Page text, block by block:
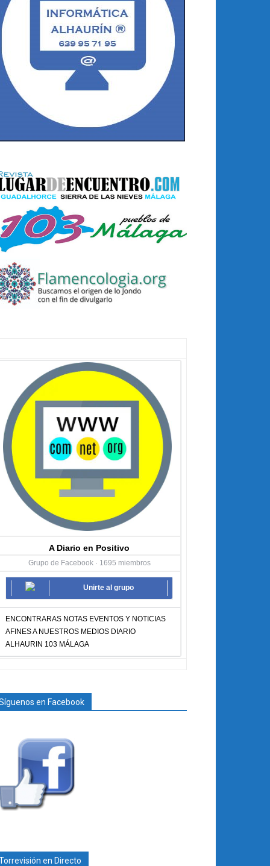
A Diario en Positivo
Grupo de Facebook · 1695 miembros
Unirte al grupo
ENCONTRARAS NOTAS EVENTOS Y NOTICIAS
AFINES A NUESTROS MEDIOS DIARIO
ALHAURIN 103 MÁLAGA
en Facebook
en Directo